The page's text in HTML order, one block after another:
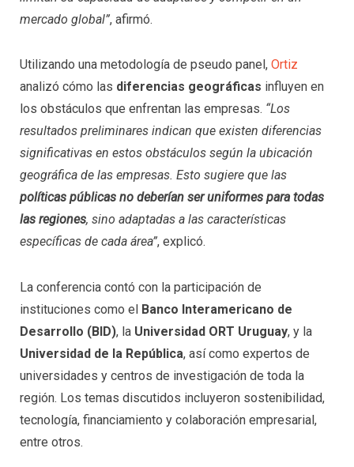
mercado global”, afirmó.
Utilizando una metodología de pseudo panel, Ortiz
analizó cómo las diferencias geográficas influyen en
los obstáculos que enfrentan las empresas. “Los
resultados preliminares indican que existen diferencias
significativas en estos obstáculos según la ubicación
geográfica de las empresas. Esto sugiere que las
políticas públicas no deberían ser uniformes para todas
las regiones, sino adaptadas a las características
específicas de cada área”, explicó.
La conferencia contó con la participación de
instituciones como el Banco Interamericano de
Desarrollo (BID), la Universidad ORT Uruguay, y la
Universidad de la República, así como expertos de
universidades y centros de investigación de toda la
región. Los temas discutidos incluyeron sostenibilidad,
tecnología, financiamiento y colaboración empresarial,
entre otros.